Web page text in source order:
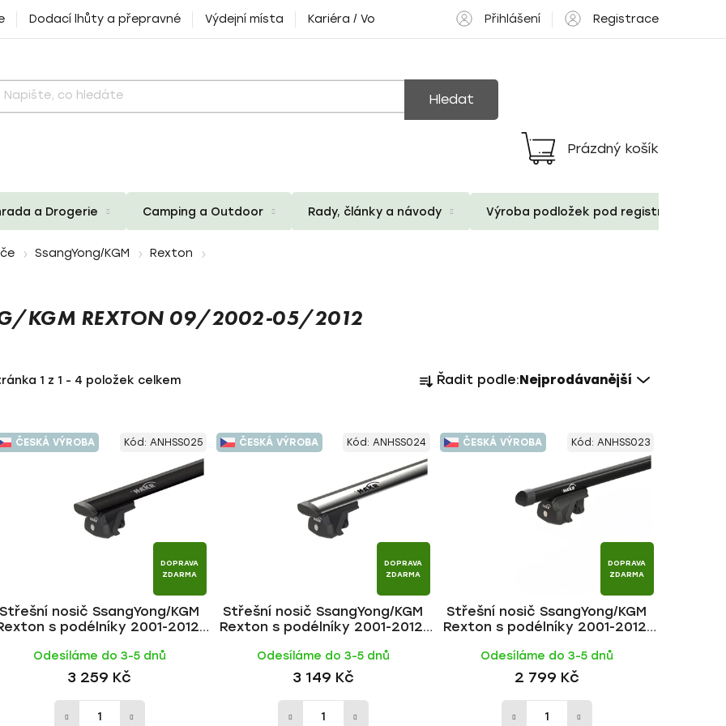
Dodací lhůty a přepravné Výdejní místa Kariéra / Volné pozice Přihlášení Registrace
Hledat
Nákupní
košík
Prázdný košík
a Drogerie Camping a Outdoor Rady, články a návody Výroba podložek pod registrační
SsangYong/KGM
Rexton
KGM REXTON 09/2002-05/2012
1 z 1 - 4 položek celkem
a
n
í
o
d
u
k
t
Řadit podle:Nejprodávanější
ČESKÁ VÝROBA
DOPRAVA
ZDARMA
Střešní nosič SsangYong/KGM
s podélníky 2001-2012,
Odesíláme do 3-5 dnů
3 259 Kč
Kód: ANHSS025 ČESKÁ VÝROBA
DOPRAVA
ZDARMA
Střešní nosič SsangYong/KGM
Rexton s podélníky 2001-2012,
Odesíláme do 3-5 dnů
3 149 Kč
Kód: ANHSS024 ČESKÁ VÝROBA
DOPRAVA
ZDARMA
Střešní nosič SsangYong/KGM
Rexton s podélníky 2001-2012,
Odesíláme do 3-5 dnů
2 799 Kč
Kód: ANHSS023